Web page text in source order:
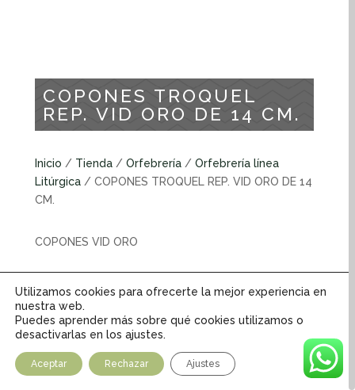
COPONES TROQUEL
REP. VID ORO DE 14 CM.
Inicio / Tienda / Orfebrería / Orfebrería línea
Litúrgica / COPONES TROQUEL REP. VID ORO DE 14
CM.
COPONES VID ORO
Peso
1,5 kg
Dimensiones
Utilizamos cookies para ofrecerte la mejor experiencia en
nuestra web.
Puedes aprender más sobre qué cookies utilizamos o
desactivarlas en los ajustes.
Aceptar Rechazar Ajustes